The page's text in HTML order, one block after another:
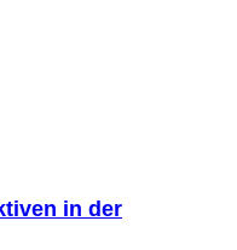
in der